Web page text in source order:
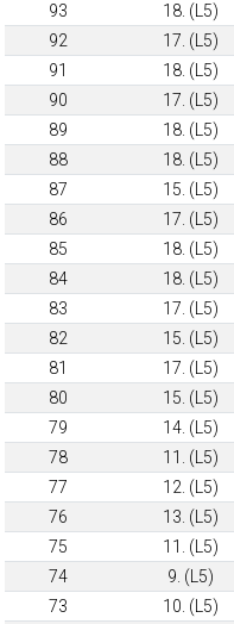
93 18. (L5)
92
17. (L5)
91
18. (L5)
90
17. (L5)
89
18. (L5)
88
18. (L5)
87
15. (L5)
86
17. (L5)
85
18. (L5)
84
18. (L5)
83
17. (L5)
82
15. (L5)
81
17. (L5)
80
15. (L5)
79
14. (L5)
78
11. (L5)
77
12. (L5)
76
13. (L5)
75
11. (L5)
74
9. (L5)
73
10. (L5)